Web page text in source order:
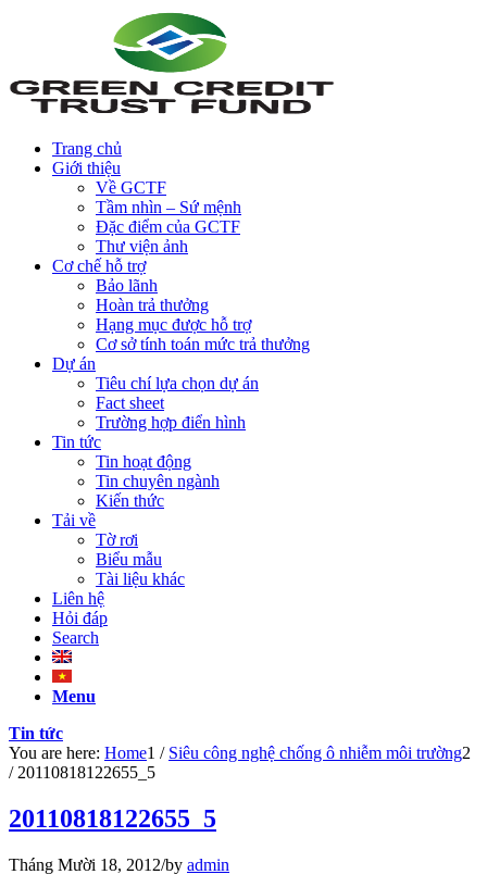
Trang chủ
Giới thiệu
Về GCTF
Tầm nhìn – Sứ mệnh
Đặc điểm của GCTF
Thư viện ảnh
Cơ chế hỗ trợ
Bảo lãnh
Hoàn trả thưởng
Hạng mục được hỗ trợ
Cơ sở tính toán mức trả thưởng
Dự án
Tiêu chí lựa chọn dự án
Fact sheet
Trường hợp điển hình
Tin tức
Tin hoạt động
Tin chuyên ngành
Kiến thức
Tải về
Tờ rơi
Biểu mẫu
Tài liệu khác
Liên hệ
Hỏi đáp
Search
Menu
Tin tức
You are here: Home1 / Siêu công nghệ chống ô nhiễm môi trường2
/ 20110818122655_5
20110818122655_5
Tháng Mười 18, 2012/by admin